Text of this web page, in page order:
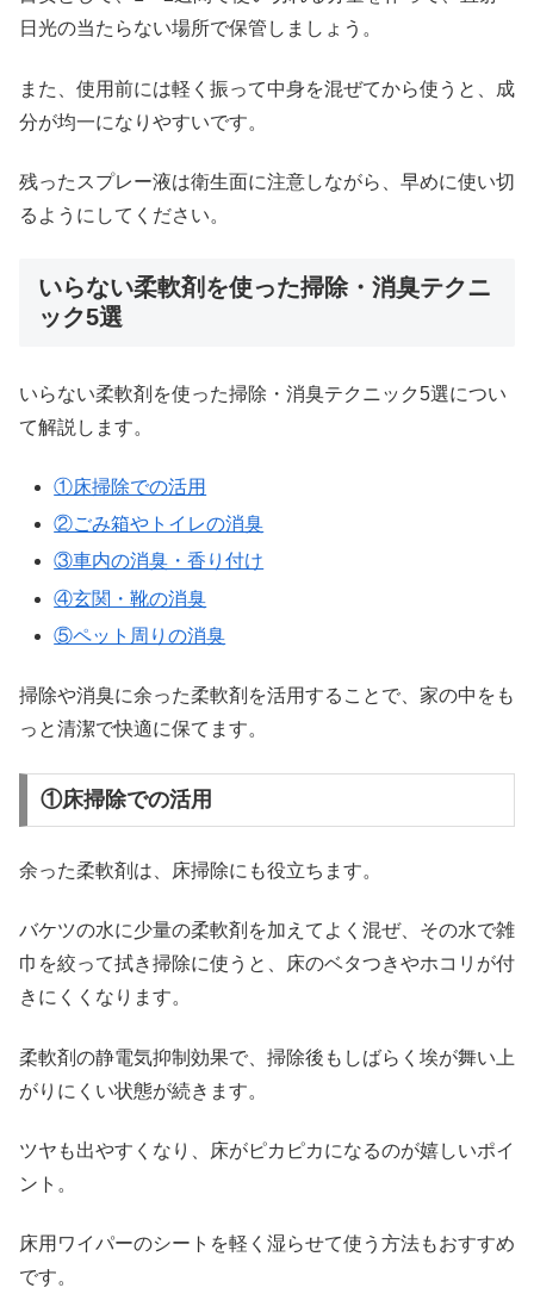
日光の当たらない場所で保管しましょう。
また、使用前には軽く振って中身を混ぜてから使うと、成
分が均一になりやすいです。
残ったスプレー液は衛生面に注意しながら、早めに使い切
るようにしてください。
いらない柔軟剤を使った掃除・消臭テクニ
ック5選
いらない柔軟剤を使った掃除・消臭テクニック5選につい
て解説します。
①床掃除での活用
②ごみ箱やトイレの消臭
③車内の消臭・香り付け
④玄関・靴の消臭
⑤ペット周りの消臭
掃除や消臭に余った柔軟剤を活用することで、家の中をも
っと清潔で快適に保てます。
①床掃除での活用
余った柔軟剤は、床掃除にも役立ちます。
バケツの水に少量の柔軟剤を加えてよく混ぜ、その水で雑
巾を絞って拭き掃除に使うと、床のベタつきやホコリが付
きにくくなります。
柔軟剤の静電気抑制効果で、掃除後もしばらく埃が舞い上
がりにくい状態が続きます。
ツヤも出やすくなり、床がピカピカになるのが嬉しいポイ
ント。
床用ワイパーのシートを軽く湿らせて使う方法もおすすめ
です。